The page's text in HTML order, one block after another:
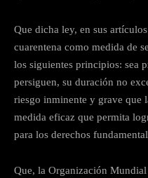
Que dicha ley, en sus
cuarentena como medida de
los siguientes principios: sea
persiguen, su duración no
riesgo inminente y grave que
medida eficaz que permita
para los derechos
Que, la Organización